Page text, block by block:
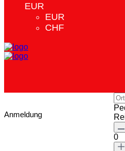
EUR
EUR
CHF
Anmeldung
0